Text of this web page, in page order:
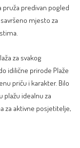
pruža predivan pogled
mjesto za
za svakog
idilične prirode Plaže
priču i karakter. Bilo
plažu idealnu za
za aktivne posjetitelje,